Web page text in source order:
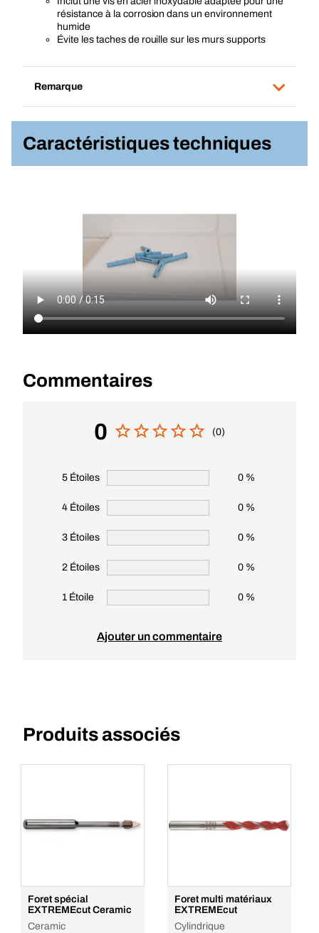
résistance à la corrosion dans un environnement
humide
Évite les taches de rouille sur les murs supports
Remarque
Caractéristiques techniques
Commentaires
0 (0)
5 Étoiles 0 %
4 Étoiles 0 %
3 Étoiles 0 %
2 Étoiles 0 %
1 Étoile 0 %
Ajouter un commentaire
Produits associés
Foret spécial
EXTREMEcut Ceramic
Ceramic
Foret multi matériaux
EXTREMEcut
Cylindrique